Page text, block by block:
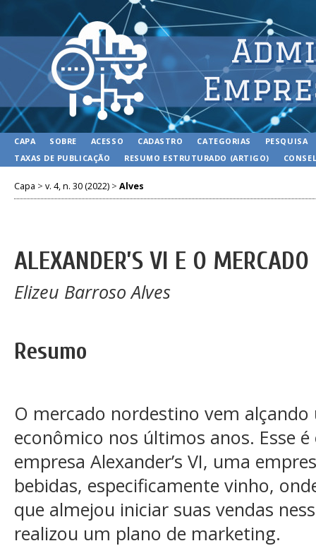
CAPA SOBRE ACESSO CADASTRO CATEGORIAS
PESQUISA
TAXAS DE PUBLICAÇÃO
RESUMO ESTRUTURADO (ARTIGO)
Capa > v. 4, n. 30 (2022) > Alves
ALEXANDER’S VI E O
Elizeu Barroso Alves
Resumo
O mercado nordestino vem
econômico nos últimos anos. Esse
empresa Alexander’s VI, uma
bebidas, especificamente vinho,
que almejou iniciar suas vendas
realizou um plano de marketing.